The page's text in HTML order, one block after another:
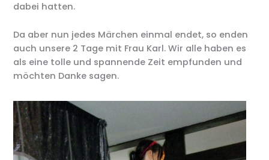
dabei hatten.
Da aber nun jedes Märchen einmal endet, so enden
auch unsere 2 Tage mit Frau Karl. Wir alle haben es
als eine tolle und spannende Zeit empfunden und
möchten Danke sagen.